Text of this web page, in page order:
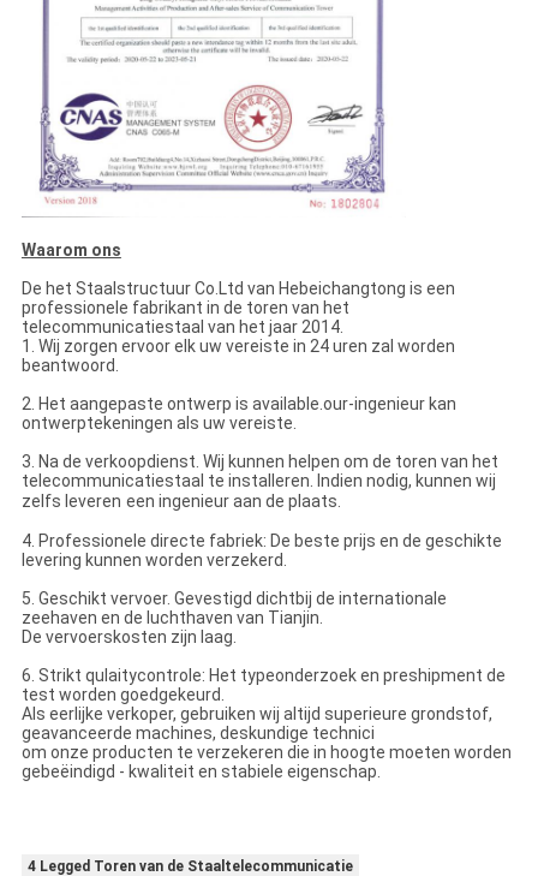
Waarom ons
De het Staalstructuur Co.Ltd van Hebeichangtong is een
professionele fabrikant in de toren van het
telecommunicatiestaal van het jaar 2014.
1. Wij zorgen ervoor elk uw vereiste in 24 uren zal worden
beantwoord.
2. Het aangepaste ontwerp is available.our-ingenieur kan
ontwerptekeningen als uw vereiste.
3. Na de verkoopdienst. Wij kunnen helpen om de toren van het
telecommunicatiestaal te installeren. Indien nodig, kunnen wij
zelfs leveren een ingenieur aan de plaats.
4. Professionele directe fabriek: De beste prijs en de geschikte
levering kunnen worden verzekerd.
5. Geschikt vervoer. Gevestigd dichtbij de internationale
zeehaven en de luchthaven van Tianjin.
De vervoerskosten zijn laag.
6. Strikt qulaitycontrole: Het typeonderzoek en preshipment de
test worden goedgekeurd.
Als eerlijke verkoper, gebruiken wij altijd superieure grondstof,
geavanceerde machines, deskundige technici
om onze producten te verzekeren die in hoogte moeten worden
gebeëindigd - kwaliteit en stabiele eigenschap.
4 Legged Toren van de Staaltelecommunicatie